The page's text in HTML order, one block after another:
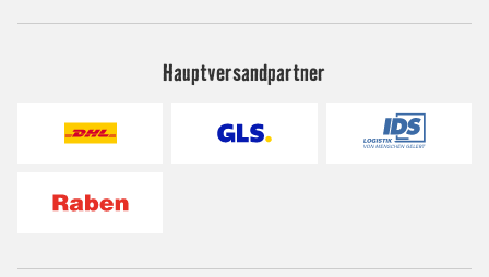
Hauptversandpartner